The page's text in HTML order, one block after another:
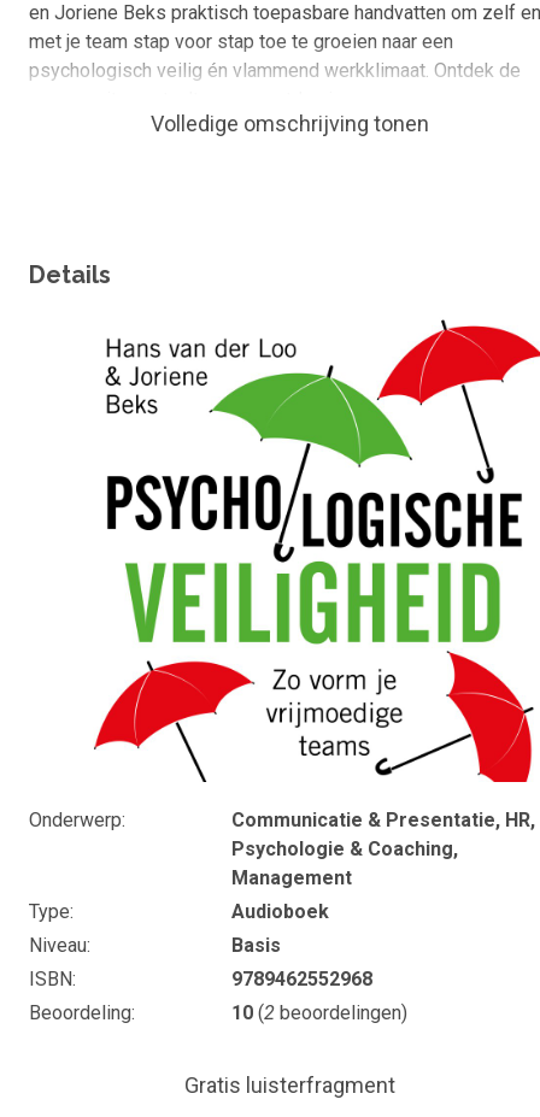
en Joriene Beks praktisch toepasbare handvatten om zelf en
met je team stap voor stap toe te groeien naar een
psychologisch veilig én vlammend werkklimaat. Ontdek de
‘veiligheidsvreters’.
Hans van der Loo is auteur van meerdere
managementbestsellers op het gebied van visie (Kus de
visie wakker, Musk Mania) en energieke werkculturen
(Werkvuur). Hij is medeoprichter van EnergyFinder, een
dat zich richt op het activeren van mensen en teams. Joriene
Beks is expert in het creëren van psychologische veiligheid.
Gebruik makend van haar geruime praktijkervaring weet zij
mensen en teams op onderbouwde, bevlogen én nuchtere
wijze hiertoe in beweging te zetten.
Competenties
algemeen management; psychologische veiligheid; teams;
vertrouwen; vrijmoedigheid; veiligheid; samenwerken;
aanspreken; eigenaarschap
Volledige omschrijving tonen
Details
Onderwerp
Communicatie & Presentatie, HR,
Psychologie & Coaching,
Management
Type
Audioboek
Niveau
Basis
ISBN
9789462552968
Beoordeling
10 (2 beoordelingen)
Gratis luisterfragment